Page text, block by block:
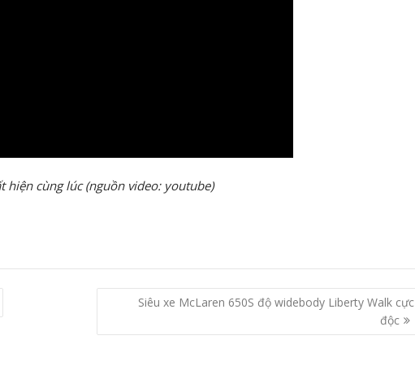
hiện cùng lúc (nguồn video: youtube)
Siêu xe McLaren 650S độ widebody Liberty Walk cực
độc